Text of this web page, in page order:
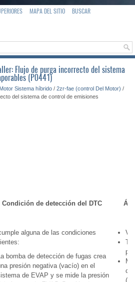
MAPA DEL SITIO BUSCAR
Flujo de purga incorrecto del sistema
(P0441)
Motor Sistema híbrido / 2zr-fae (control Del Motor) /
del sistema de control de emisiones
Condición de detección del DTC
alguna de las condiciones
bomba de detección de fugas crea
presión negativa (vacío) en el
de EVAP y se mide la presión